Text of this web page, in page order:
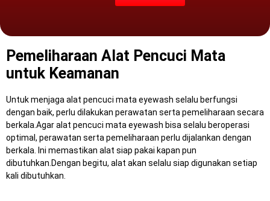
Pemeliharaan Alat Pencuci Mata
untuk Keamanan
Untuk menjaga alat pencuci mata eyewash selalu berfungsi
dengan baik, perlu dilakukan perawatan serta pemeliharaan secara
berkala.Agar alat pencuci mata eyewash bisa selalu beroperasi
optimal, perawatan serta pemeliharaan perlu dijalankan dengan
berkala.
Ini memastikan alat siap pakai kapan pun
dibutuhkan.Dengan begitu, alat akan selalu siap digunakan setiap
kali dibutuhkan.